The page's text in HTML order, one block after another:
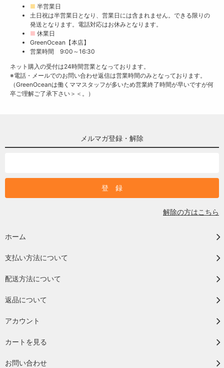
■ 半営業日
土日祝は半営業日となり、営業日には含まれません。できる限りの
発送となります。電話対応はお休みとなります。
■ 休業日
GreenOcean【本店】
営業時間 9:00～16:30
ネット購入の受付は24時間営業となっております。
※電話・メールでのお問い合わせ返信は営業時間のみとなっております。
（GreenOceanは働くママスタッフが多いため営業終了時間が早いですが何
卒ご理解ご了承下さい＞＜。）
メルマガ登録・解除
解除の方はこちら
ホーム
支払い方法について
配送方法について
返品について
アカウント
カートを見る
お問い合わせ